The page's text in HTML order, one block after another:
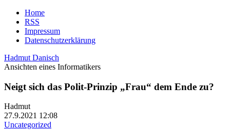
Home
RSS
Impressum
Datenschutzerklärung
Hadmut Danisch
Ansichten eines Informatikers
Neigt sich das Polit-Prinzip „Frau“ dem Ende zu?
Hadmut
27.9.2021 12:08
Uncategorized